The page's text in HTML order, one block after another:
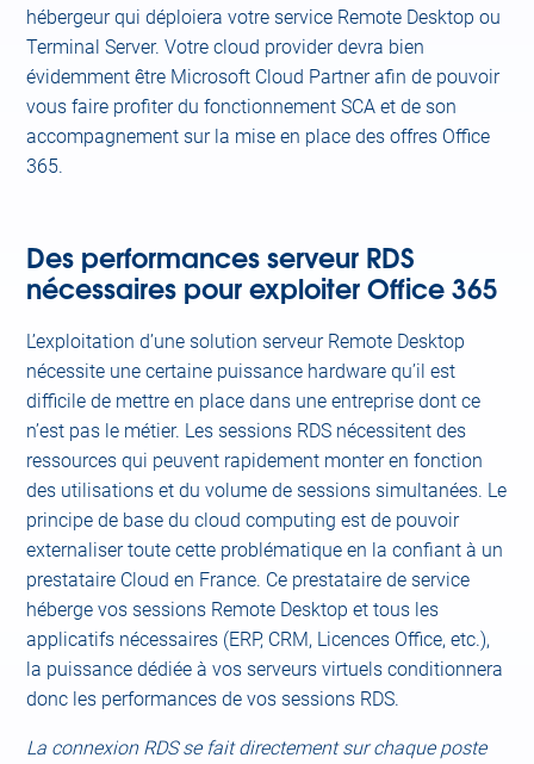
hébergeur qui déploiera votre service Remote Desktop ou
Terminal Server. Votre cloud provider devra bien
évidemment être Microsoft Cloud Partner afin de pouvoir
vous faire profiter du fonctionnement SCA et de son
accompagnement sur la mise en place des offres Office
365.
Des performances serveur RDS
nécessaires pour exploiter Office 365
L’exploitation d’une solution serveur Remote Desktop
nécessite une certaine puissance hardware qu’il est
difficile de mettre en place dans une entreprise dont ce
n’est pas le métier. Les sessions RDS nécessitent des
ressources qui peuvent rapidement monter en fonction
des utilisations et du volume de sessions simultanées. Le
principe de base du cloud computing est de pouvoir
externaliser toute cette problématique en la confiant à un
prestataire Cloud en France. Ce prestataire de service
héberge vos sessions Remote Desktop et tous les
applicatifs nécessaires (ERP, CRM, Licences Office, etc.),
la puissance dédiée à vos serveurs virtuels conditionnera
donc les performances de vos sessions RDS.
La connexion RDS se fait directement sur chaque poste